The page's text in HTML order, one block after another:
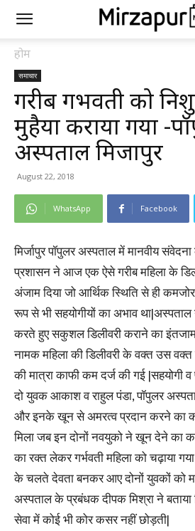
होम
समाचार
गरीब गर्भवती को
मुहैया कराया गया -
अस्पताल मिर्जापुर
August 22, 2018
WhatsApp Facebook
मिर्जापुर पॉपुलर अस्पताल में मानवीय
प्रशासन ने आज एक ऐसे गरीब महिला के
अंजाम दिया जो आर्थिक स्थिति से ही
रूप से भी सहयोगीयों का अभाव था|अस्पताल
करते हुए सकुशल डिलीवरी कराने का
नामक महिला की डिलीवरी के वक्त उस
की मात्रा काफी कम दर्ज की गई
दो युवक आकाश व राहुल पंडा, पॉपुलर
और इनके खून से अमरत्व प्रदान करने का
मिला जब इन दोनों नवयुको ने खून देने का
का रक्त लेकर गर्भवती महिला को चढ़ाया
के चलते देवता बनकर आए दोनों युवकों को
अस्पताल के प्रबंधक दीपक मिश्रा ने बताया
सेवा में कोई भी कोर कसर नहीं छोड़ती|